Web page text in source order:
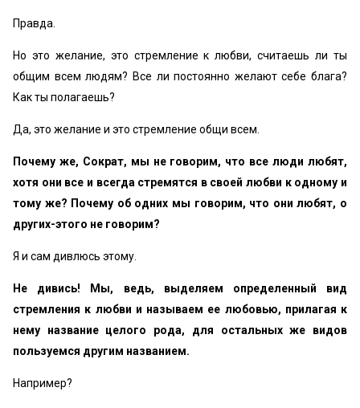
Правда.
Но это желание, это стремление к любви, считаешь ли ты
общим всем людям? Все ли постоянно желают себе блага?
Как ты полагаешь?
Да, это желание и это стремление общи всем.
Почему же, Сократ, мы не говорим, что все люди любят,
хотя они все и всегда стремятся в своей любви к одному и
тому же? Почему об одних мы говорим, что они любят, о
других-этого не говорим?
Я и сам дивлюсь этому.
Не дивись! Мы, ведь, выделяем определенный вид
стремления к любви и называем ее любовью, прилагая к
нему название целого рода, для остальных же видов
пользуемся другим названием.
Например?